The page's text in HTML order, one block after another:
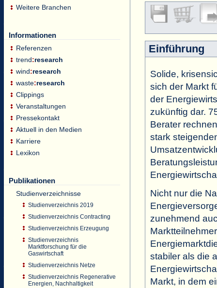
Weitere Branchen
Informationen
Referenzen
trend:research
wind:research
waste:research
Clippings
Veranstaltungen
Pressekontakt
Aktuell in den Medien
Karriere
Lexikon
Publikationen
Studienverzeichnisse
Studienverzeichnis 2019
Studienverzeichnis Contracting
Studienverzeichnis Erzeugung
Studienverzeichnis
Marktforschung für die
Gaswirtschaft
Studienverzeichnis Netze
Studienverzeichnis Regenerative
Energien, Nachhaltigkeit
Einführung
Solide,
sich der Markt
der
zukünftig dar.
Berater
stark
Nicht nur die
zunehmend
stabiler als die
Markt, in dem